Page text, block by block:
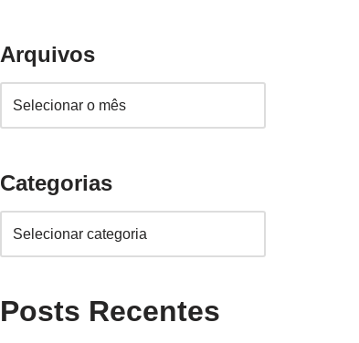
Arquivos
Categorias
Posts Recentes